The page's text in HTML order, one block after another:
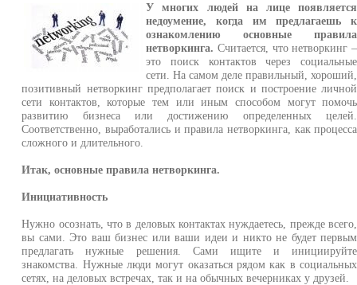
У многих людей на лице появляется
недоумение, когда им предлагаешь к
ознакомлению основные правила
нетворкинга. Считается, что нетворкинг –
это поиск контактов через социальные
сети. На самом деле правильный, хороший,
позитивный нетворкинг предполагает поиск и построение личной
сети контактов, которые тем или иным способом могут помочь
развитию бизнеса или достижению определенных целей.
Соответственно, выработались и правила нетворкинга, как процесса
сложного и длительного.
Итак, основные правила нетворкинга.
Инициативность
Нужно осознать, что в деловых контактах нуждаетесь, прежде всего,
вы сами. Это ваш бизнес или ваши идеи и никто не будет первым
предлагать нужные решения. Сами ищите и инициируйте
знакомства. Нужные люди могут оказаться рядом как в социальных
сетях, на деловых встречах, так и на обычных вечерниках у друзей.